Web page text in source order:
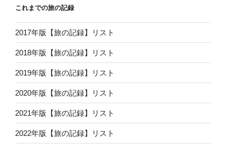
これまでの旅の記録
2017年版【旅の記録】リスト
2018年版【旅の記録】リスト
2019年版【旅の記録】リスト
2020年版【旅の記録】リスト
2021年版【旅の記録】リスト
2022年版【旅の記録】リスト